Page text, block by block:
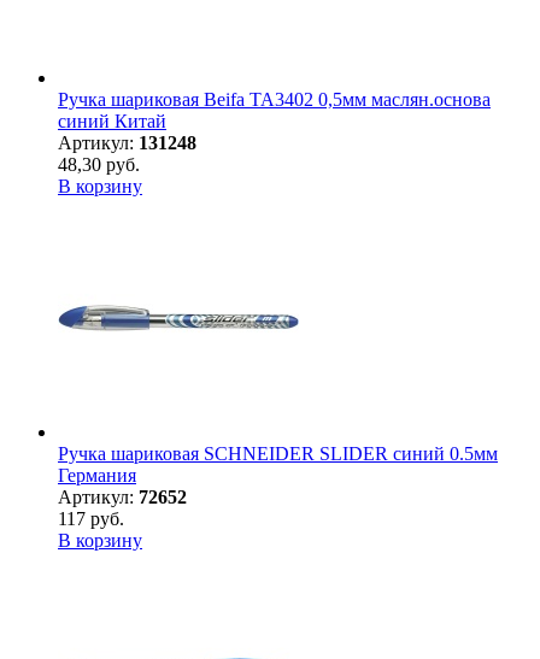
Ручка шариковая Beifa ТА3402 0,5мм маслян.основа
синий Китай
Артикул: 131248
48,30 руб.
В корзину
Ручка шариковая SCHNEIDER SLIDER синий 0.5мм
Германия
Артикул: 72652
117 руб.
В корзину